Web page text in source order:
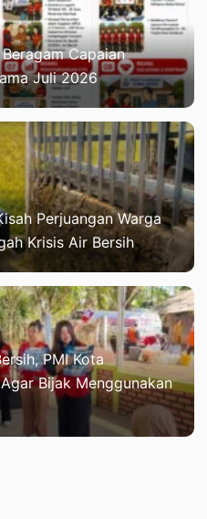
Capaian
Juli 2026
Perjuangan Warga
Krisis Air Bersih
PMI Kota
Bijak Menggunakan